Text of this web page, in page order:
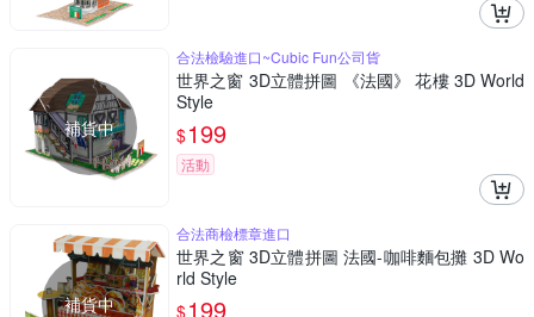
補貨中
合法檢驗進口~Cubic Fun公司貨
世界之窗 3D立體拼圖 《法國》 花樓 3D World
Style
$199
活動
補貨中
合法商檢標章進口
世界之窗 3D立體拼圖 法國-咖啡麵包攤 3D Wo
rld Style
$199